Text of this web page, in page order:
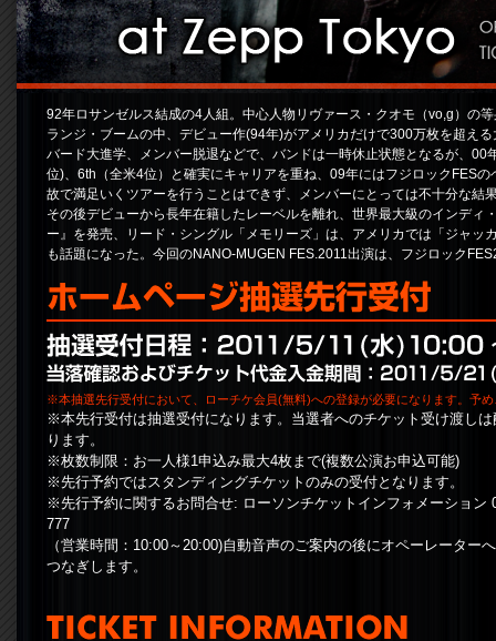
92年ロサンゼルス結成の4人組。中心人物リヴァース・クオモ（vo,g）の
ランジ・ブームの中、デビュー作(94年)がアメリカだけで300万枚を超え
バード大進学、メンバー脱退などで、バンドは一時休止状態となるが、
位)、6th（全米4位）と確実にキャリアを重ね、09年にはフジロックFES
故で満足いくツアーを行うことはできず、メンバーにとっては不十分な結
その後デビューから長年在籍したレーベルを離れ、世界最大級のインデ
ー』を発売、リード・シングル「メモリーズ」は、アメリカでは「ジャ
も話題になった。今回のNANO-MUGEN FES.2011出演は、フジロック
※本抽選先行受付において、ローチケ会員(無料)への登録が必要になります。予
※本先行受付は抽選受付になります。当選者へのチケット受け渡しは
ります。
※枚数制限：お一人様1申込み最大4枚まで(複数公演お申込可能)
※先行予約ではスタンディングチケットのみの受付となります。
※先行予約に関するお問合せ: ローソンチケットインフォメーション
777
（営業時間：10:00～20:00)自動音声のご案内の後にオペーレーター
つなぎします。